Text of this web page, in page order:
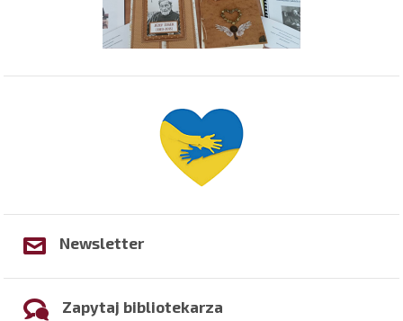
Newsletter
Zapytaj bibliotekarza